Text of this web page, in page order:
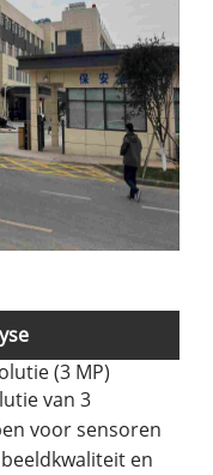
(3 MP)
van 3
voor sensoren
en